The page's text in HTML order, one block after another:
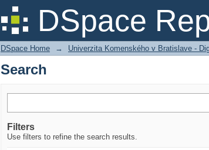
DSpace
Search
DSpace Home → Univerzita Komenského v Bratislave -
Search
Filters
Use filters to refine the search results.